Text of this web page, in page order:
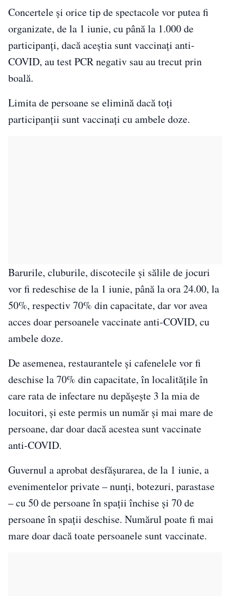
Concertele și orice tip de spectacole vor putea fi
organizate, de la 1 iunie, cu până la 1.000 de
participanți, dacă aceștia sunt vaccinați anti-
COVID, au test PCR negativ sau au trecut prin
boală.
Limita de persoane se elimină dacă toți
participanții sunt vaccinați cu ambele doze.
Barurile, cluburile, discotecile și sălile de jocuri
vor fi redeschise de la 1 iunie, până la ora 24.00, la
50%, respectiv 70% din capacitate, dar vor avea
acces doar persoanele vaccinate anti-COVID, cu
ambele doze.
De asemenea, restaurantele și cafenelele vor fi
deschise la 70% din capacitate, în localitățile în
care rata de infectare nu depășește 3 la mia de
locuitori, și este permis un număr și mai mare de
persoane, dar doar dacă acestea sunt vaccinate
anti-COVID.
Guvernul a aprobat desfăşurarea, de la 1 iunie, a
evenimentelor private – nunţi, botezuri, parastase
– cu 50 de persoane în spaţii închise şi 70 de
persoane în spaţii deschise. Numărul poate fi mai
mare doar dacă toate persoanele sunt vaccinate.